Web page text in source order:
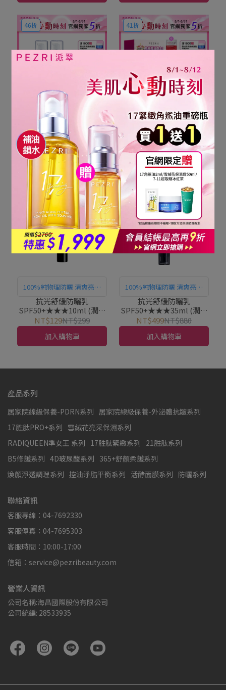
46折
每ml平均21.3元
【美肌心動時刻】17胜肽
角鯊緊緻精華油30ml (純
素輕油保養)1+1組｜
PEZRI派翠胜肽保養專家
NT$1,280NT$2,760
加入購物車
41折
每ml平均18.7元
【美肌心動時刻】17胜肽
角鯊緊緻精華油 (純素輕油
保養) 3入組｜PEZRI派翠
胜肽保養專家
NT$1,680NT$4,140
加入購物車
100%純物理防曬 清爽亮澤
抗光
抗光舒緩防曬乳
SPF50+★★★10ml (潤色
防曬素顏霜)｜PEZRI派翠
胜肽保養專家
NT$129NT$299
加入購物車
57折
100%純物理防曬 清爽亮澤
抗光
抗光舒緩防曬乳
SPF50+★★★35ml (潤色
防曬素顏霜)｜PEZRI派翠
胜肽保養專家
NT$499NT$880
加入購物車
產品系列
居家院線級保養-PDRN系列 居家院線級保養-外泌體抗皺系列
17胜肽PRO+系列 雪絨花亮采保濕系列
RADIQUEEN準女王 系列 17胜肽緊緻系列 21胜肽系列
B5修護系列 4D玻尿酸系列 365+舒顏柔護系列
煥顏淨透調理系列 控油淨脂平衡系列 活酵面膜系列 防曬系列
聯絡資訊
客服專線：04-7692330
客服傳真：04-7695303
客服時間：10:00-17:00
信箱：service@pezribeauty.com
營業人資訊
公司名稱:海昌國際股份有限公司
公司統編: 28533935